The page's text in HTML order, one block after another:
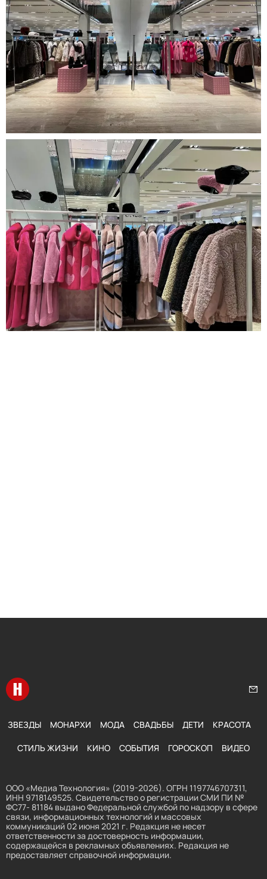
Перейти на главную
ЗВЕЗДЫ МОНАРХИ МОДА СВАДЬБЫ ДЕТИ КРАСОТА
СТИЛЬ ЖИЗНИ КИНО СОБЫТИЯ ГОРОСКОП ВИДЕО
ООО «Медиа Технология» (2019-2026). ОГРН 1197746707311,
ИНН 9718149525. Свидетельство о регистрации СМИ ПИ №
ФС77- 81184 выдано Федеральной службой по надзору в сфере
связи, информационных технологий и массовых
коммуникаций 02 июня 2021 г. Редакция не несет
ответственности за достоверность информации,
содержащейся в рекламных объявлениях. Редакция не
предоставляет справочной информации.